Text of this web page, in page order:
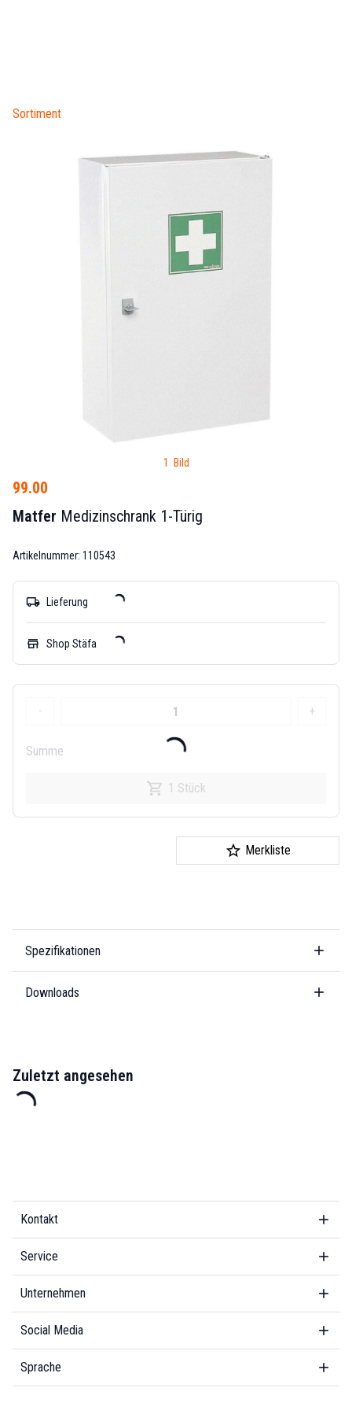
Sortiment
1 Bild
99.00
Matfer Medizinschrank 1-Türig
Artikelnummer: 110543
local_shipping Lieferung
store Shop Stäfa
- +
Summe
1 Stück
Merkliste
Spezifikationen
Downloads
Zuletzt angesehen
Kontakt
Service
Unternehmen
Social Media
Sprache